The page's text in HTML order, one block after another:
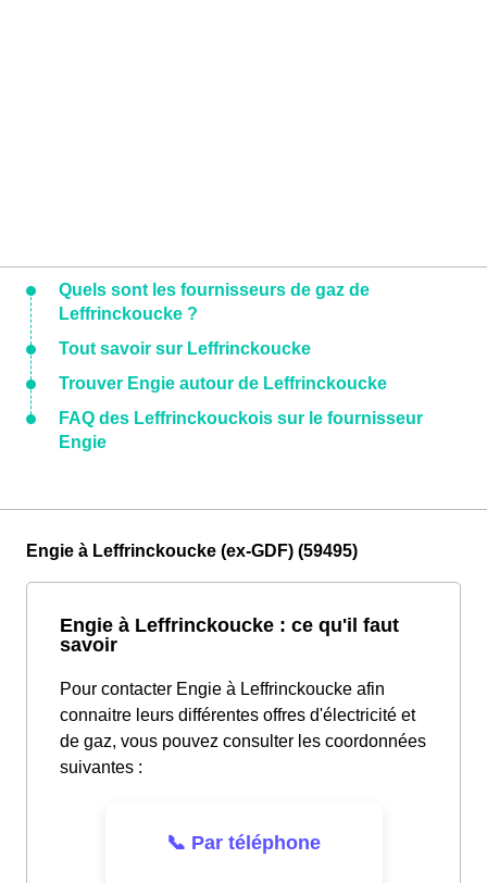
Quels sont les fournisseurs de gaz de
Leffrinckoucke ?
Tout savoir sur Leffrinckoucke
Trouver Engie autour de Leffrinckoucke
FAQ des Leffrinckouckois sur le fournisseur
Engie
Engie à Leffrinckoucke (ex-GDF) (59495)
Engie à Leffrinckoucke : ce qu'il faut
savoir
Pour contacter Engie à Leffrinckoucke afin
connaitre leurs différentes offres d'électricité et
de gaz, vous pouvez consulter les coordonnées
suivantes :
📞 Par téléphone